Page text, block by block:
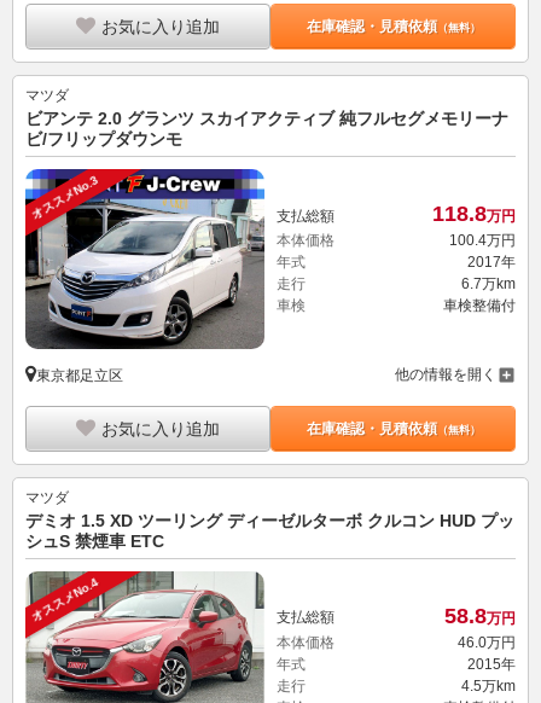
お気に入り追加 在庫確認・見積依頼（無料）
マツダ
ビアンテ 2.0 グランツ スカイアクティブ 純フルセグメモリーナ
ビ/フリップダウンモ
オススメNo.3 支払総額 118.8万円
本体価格
100.4万円
年式
2017年
走行
6.7万km
車検
車検整備付
東京都足立区 他の情報を開く
お気に入り追加 在庫確認・見積依頼（無料）
マツダ
デミオ 1.5 XD ツーリング ディーゼルターボ クルコン HUD プッ
シュS 禁煙車 ETC
オススメNo.4 支払総額 58.8万円
本体価格
46. 0万円
年式
2015年
走行
4.5万km